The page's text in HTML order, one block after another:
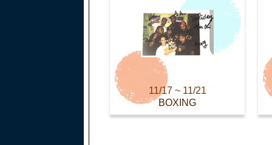
11/17 ~ 11/21
BOXING